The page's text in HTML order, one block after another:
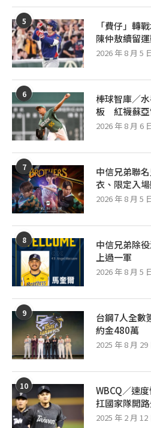
5
「費仔」轉
陳仲敖續留
2026 年 8 月 5
6
棒球智庫／
板 紅襪蘇亞
2026 年 8 月 6
7
中信兄弟聯
衣、限定入
2026 年 8 月 5
8
中信兄弟除
上過一軍
2026 年 8 月 5
9
台鋼7人全
約金480萬
2025 年 8 月 29
10
WBCQ／速
扛國家隊開
2025 年 2 月 12